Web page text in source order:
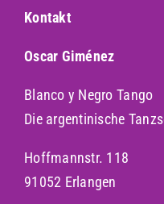
Kontakt
Oscar Giménez
Blanco y Negro Tango
Die argentinische
Hoffmannstr. 118
91052 Erlangen